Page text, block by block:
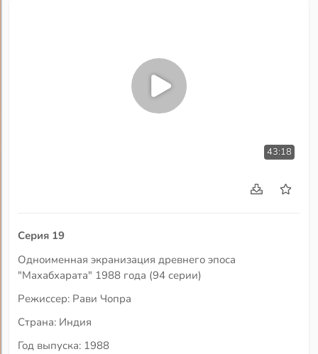
43:18
Серия 19
Одноименная экранизация древнего эпоса
"Махабхарата" 1988 года (94 серии)
Режиссер: Рави Чопра
Страна: Индия
Год выпуска: 1988